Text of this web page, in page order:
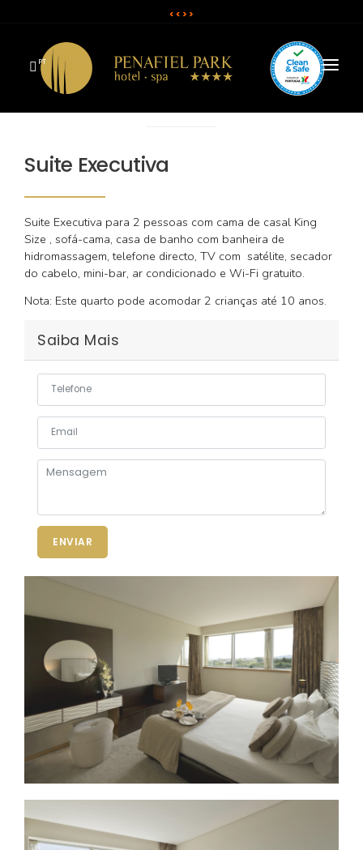
< < > >
PT
O HOTEL
QUARTOS
RESTAURANTE E BAR
SALAS E EVENTOS
CAMPANHAS & OFERTAS
Suite Executiva
Suite Executiva para 2 pessoas com cama de casal King
Size , sofá-cama, casa de banho com banheira de
hidromassagem, telefone directo, TV com satélite, secador
do cabelo, mini-bar, ar condicionado e Wi-Fi gratuito.
Nota: Este quarto pode acomodar 2 crianças até 10 anos.
Saiba Mais
ENVIAR